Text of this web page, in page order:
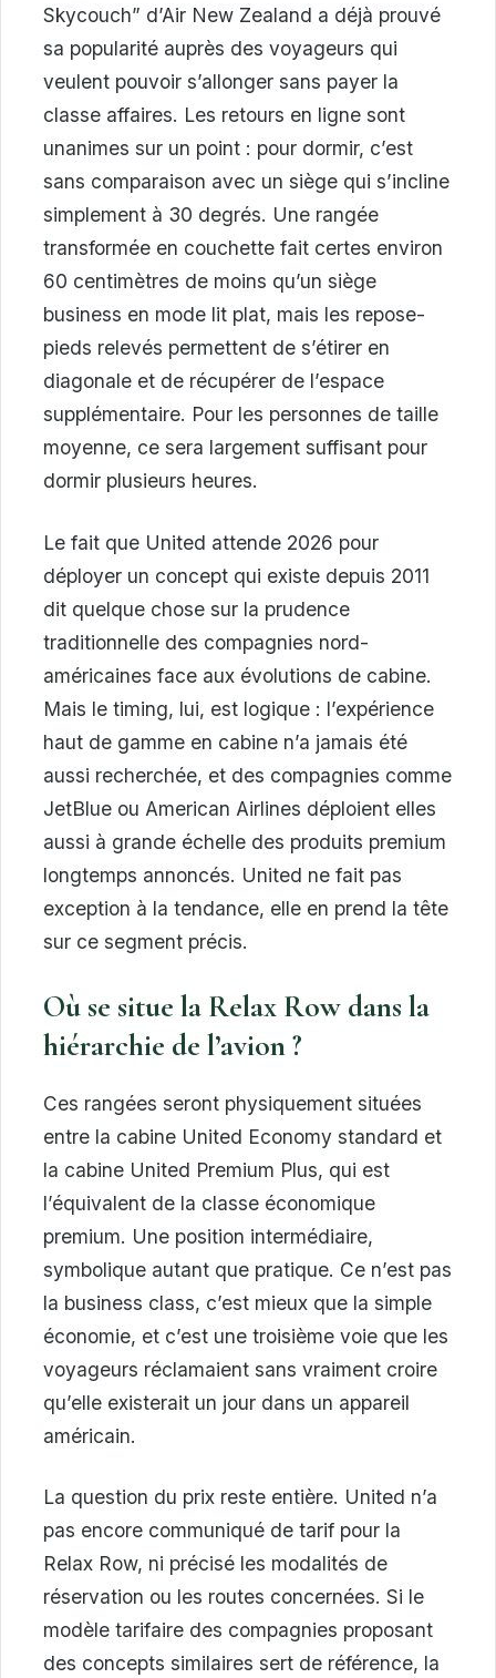
Skycouch” d’Air New Zealand a déjà prouvé
sa popularité auprès des voyageurs qui
veulent pouvoir s’allonger sans payer la
classe affaires. Les retours en ligne sont
unanimes sur un point : pour dormir, c’est
sans comparaison avec un siège qui s’incline
simplement à 30 degrés. Une rangée
transformée en couchette fait certes environ
60 centimètres de moins qu’un siège
business en mode lit plat, mais les repose-
pieds relevés permettent de s’étirer en
diagonale et de récupérer de l’espace
supplémentaire. Pour les personnes de taille
moyenne, ce sera largement suffisant pour
dormir plusieurs heures.
Le fait que United attende 2026 pour
déployer un concept qui existe depuis 2011
dit quelque chose sur la prudence
traditionnelle des compagnies nord-
américaines face aux évolutions de cabine.
Mais le timing, lui, est logique : l’expérience
haut de gamme en cabine n’a jamais été
aussi recherchée, et des compagnies comme
JetBlue ou American Airlines déploient elles
aussi à grande échelle des produits premium
longtemps annoncés. United ne fait pas
exception à la tendance, elle en prend la tête
sur ce segment précis.
Où se situe la Relax Row dans la
hiérarchie de l’avion ?
Ces rangées seront physiquement situées
entre la cabine United Economy standard et
la cabine United Premium Plus, qui est
l’équivalent de la classe économique
premium. Une position intermédiaire,
symbolique autant que pratique. Ce n’est pas
la business class, c’est mieux que la simple
économie, et c’est une troisième voie que les
voyageurs réclamaient sans vraiment croire
qu’elle existerait un jour dans un appareil
américain.
La question du prix reste entière. United n’a
pas encore communiqué de tarif pour la
Relax Row, ni précisé les modalités de
réservation ou les routes concernées. Si le
modèle tarifaire des compagnies proposant
des concepts similaires sert de référence, la